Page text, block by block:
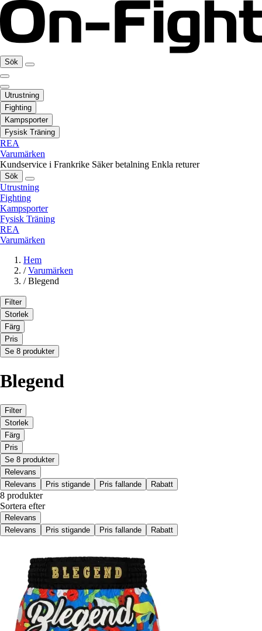
Sök
Utrustning
Fighting
Kampsporter
Fysisk Träning
REA
Varumärken
Kundservice i Frankrike Säker betalning Enkla returer
Sök
Utrustning
Fighting
Kampsporter
Fysisk Träning
REA
Varumärken
Hem
/ Varumärken
/ Blegend
Filter
Storlek
Färg
Pris
Se 8 produkter
Blegend
Filter
Storlek
Färg
Pris
Se 8 produkter
Relevans
Relevans
Pris stigande Pris fallande Rabatt
8 produkter
Sortera efter
Relevans
Relevans
Pris stigande Pris fallande Rabatt